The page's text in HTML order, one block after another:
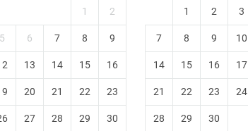
d
w
a
1 2
5 6 7 8 9
13 14 15 16
20 21 22 23
27 28 29 30
1 2 3
7 8 9 10
14 15 16 17
21 22 23 24
28 29 30
w okolicy
Pokoje nad jeziorem. Czarna
Żywy (~27.6 km od Rostki Skomackie)
Prywatna łazienka Idealny dla par